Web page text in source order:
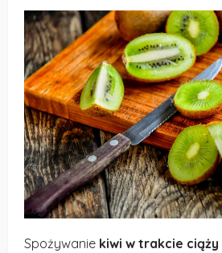
Spożywanie kiwi w trakcie ciąży